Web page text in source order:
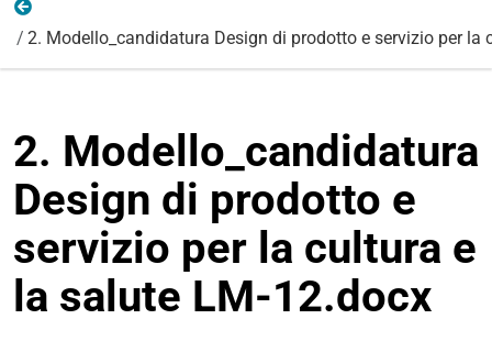
2. Modello_candidatura Design di prodotto e servizio per la
2. Modello_candidatura
Design di prodotto e
servizio per la cultura e
la salute LM-12.docx